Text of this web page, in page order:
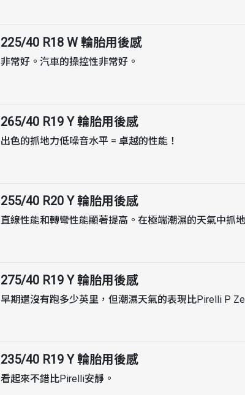
225/40 R18 W 輪胎用後感
非常好。汽車的操控性非常好。
265/40 R19 Y 輪胎用後感
出色的抓地力低噪音水平 = 卓越的性能！
255/40 R20 Y 輪胎用後感
直線性能和轉彎性能顯著提高。在極端潮濕的天氣中抓
275/40 R19 Y 輪胎用後感
早期還沒有跑多少英里，但潮濕天氣的表現比Pirelli P
235/40 R19 Y 輪胎用後感
看起來不錯比Pirelli安靜。